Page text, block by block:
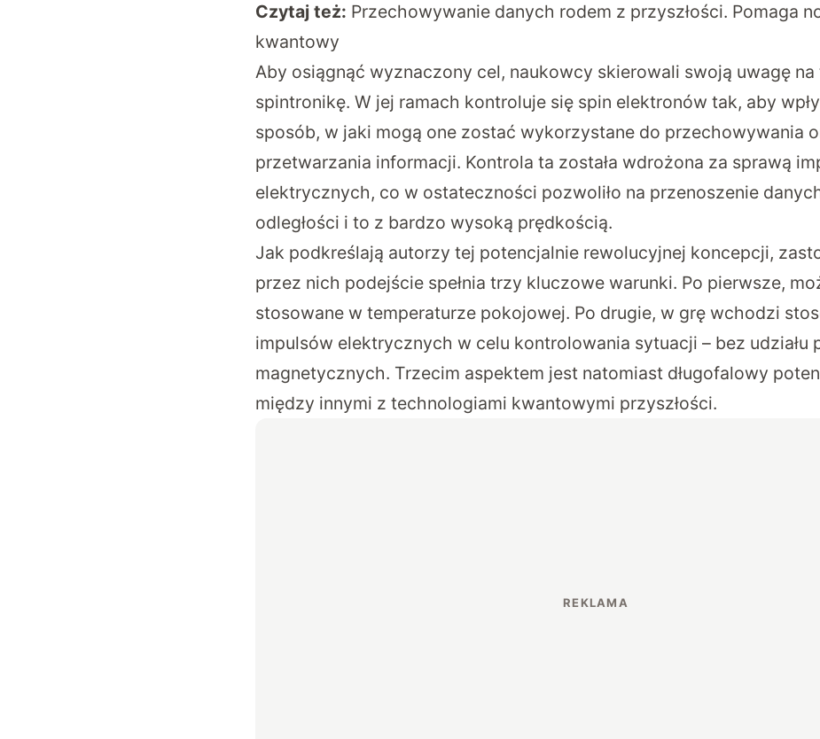
Czytaj też: Przechowywanie danych rodem z przyszłości. Pomaga
kwantowy
Aby osiągnąć wyznaczony cel, naukowcy skierowali swoją uwagę na
spintronikę. W jej ramach kontroluje się spin elektronów tak, aby
sposób, w jaki mogą one zostać wykorzystane do przechowywania
przetwarzania informacji. Kontrola ta została wdrożona za sprawą
elektrycznych, co w ostateczności pozwoliło na przenoszenie
odległości i to z bardzo wysoką prędkością.
Jak podkreślają autorzy tej potencjalnie rewolucyjnej koncepcji,
przez nich podejście spełnia trzy kluczowe warunki. Po pierwsze,
stosowane w temperaturze pokojowej. Po drugie, w grę wchodzi
impulsów elektrycznych w celu kontrolowania sytuacji – bez udziału
magnetycznych. Trzecim aspektem jest natomiast długofalowy
między innymi z technologiami kwantowymi przyszłości.